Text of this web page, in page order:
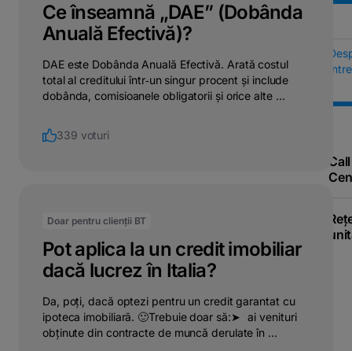
Call
Ce înseamnă „DAE” (Dobânda
Anuală Efectivă)?
DAE este Dobânda Anuală Efectivă. Arată costul
total al creditului într‑un singur procent și include
dobânda, comisioanele obligatorii și orice alte ...
339 voturi
Doar pentru clienții BT
Pot aplica la un credit imobiliar
dacă lucrez în Italia?
Da, poți, dacă optezi pentru un credit garantat cu
ipoteca imobiliară. 🙂Trebuie doar să:➤⠀ai venituri
obținute din contracte de muncă derulate în ...